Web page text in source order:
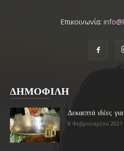
Επικοινωνία:
ΔΗΜΟΦΙΛΗ
Δεκαεπτά ιδέες
8 Φεβρουαρίου 2021